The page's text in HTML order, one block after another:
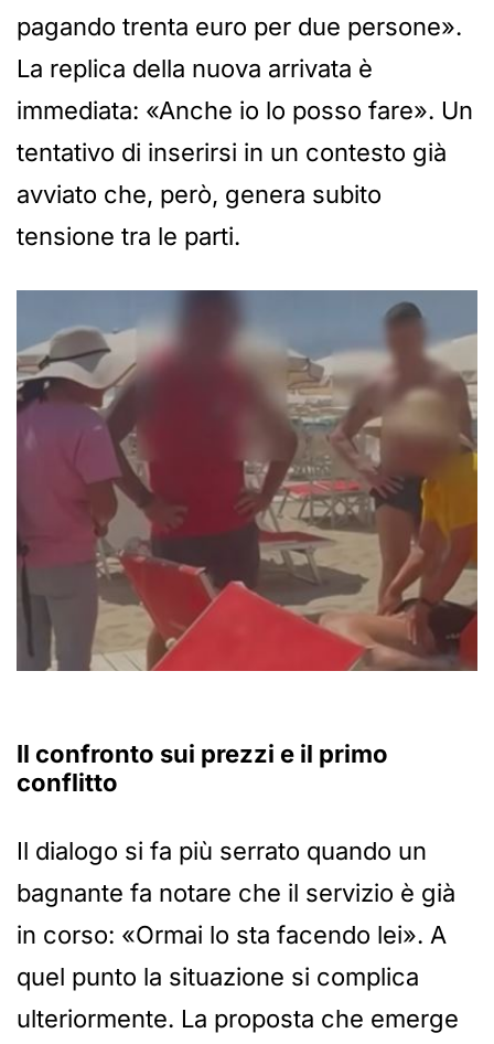
pagando trenta euro per due persone».
La replica della nuova arrivata è
immediata: «Anche io lo posso fare». Un
tentativo di inserirsi in un contesto già
avviato che, però, genera subito
tensione tra le parti.
Il confronto sui prezzi e il primo
conflitto
Il dialogo si fa più serrato quando un
bagnante fa notare che il servizio è già
in corso: «Ormai lo sta facendo lei». A
quel punto la situazione si complica
ulteriormente. La proposta che emerge